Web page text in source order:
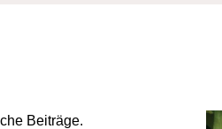
Beiträge.